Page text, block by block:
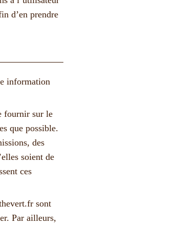
d’en prendre
information
fournir sur le
que possible.
des
soient de
ces
sont
Par ailleurs,